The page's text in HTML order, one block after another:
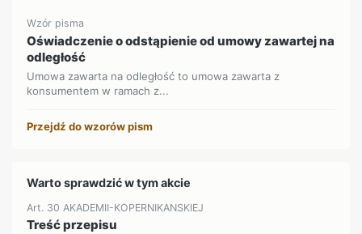
Wzór pisma
Oświadczenie o odstąpienie od umowy zawartej na
odległość
Umowa zawarta na odległość to umowa zawarta z
konsumentem w ramach z...
Przejdź do wzorów pism
Warto sprawdzić w tym akcie
Art. 30 AKADEMII-KOPERNIKANSKIEJ
Treść przepisu